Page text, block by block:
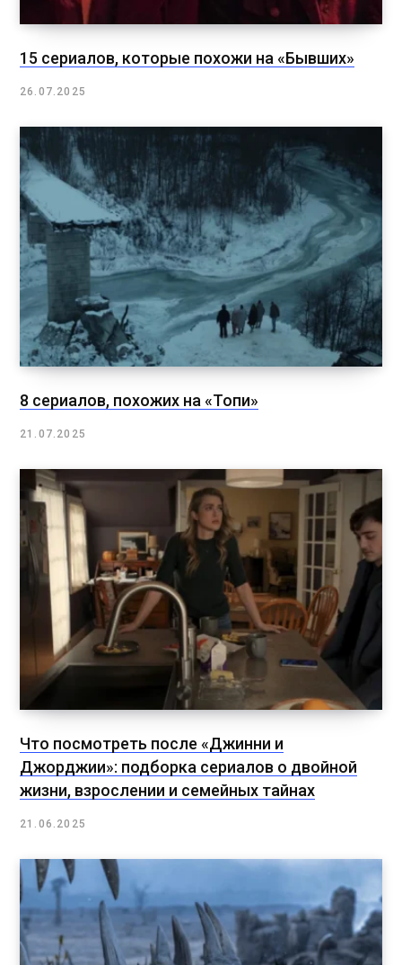
15 сериалов, которые похожи на «Бывших»
26.07.2025
8 сериалов, похожих на «Топи»
21.07.2025
Что посмотреть после «Джинни и
Джорджии»: подборка сериалов о двойной
жизни, взрослении и семейных тайнах
21.06.2025